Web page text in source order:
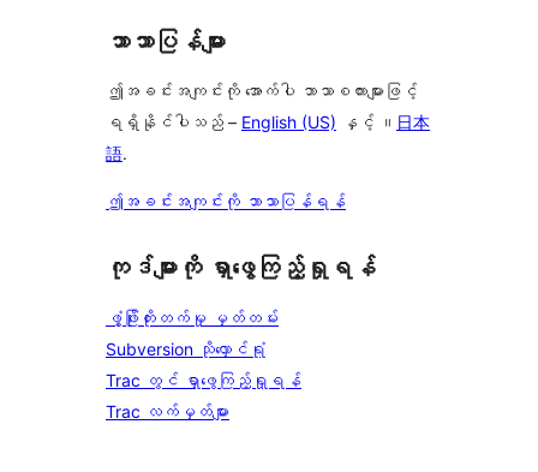
ဘာသာပြန်များ
ဤအခင်းအကျင်းကို အောက်ပါ ဘာသာစကားများဖြင့်
ရရှိနိုင်ပါသည် – English (US) နှင့် ။ 日本
語.
ဤအခင်းအကျင်းကို ဘာသာပြန်ရန်
ကုဒ်များကို ရှာဖွေကြည့်ရှုရန်
ဖွံ့ဖြိုးတိုးတက်မှု မှတ်တမ်း
Subversion သိုလှောင်ရုံ
Trac တွင် ရှာဖွေကြည့်ရှုရန်
Trac လက်မှတ်များ